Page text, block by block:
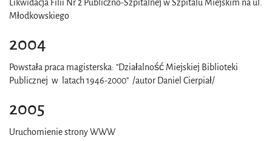
Likwidacja Filii Nr 2 Publiczno-Szpitalnej w Szpitalu Miejskim na ul.
Młodkowskiego
2004
Powstała praca magisterska: "Działalność Miejskiej Biblioteki
Publicznej w latach 1946-2000" /autor Daniel Cierpiał/
2005
Uruchomienie strony WWW